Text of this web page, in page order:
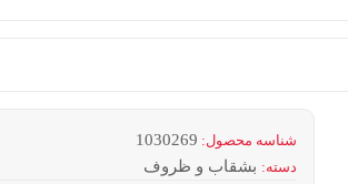
شناسه محصول: 1030269
دسته: بشقاب و ظروف